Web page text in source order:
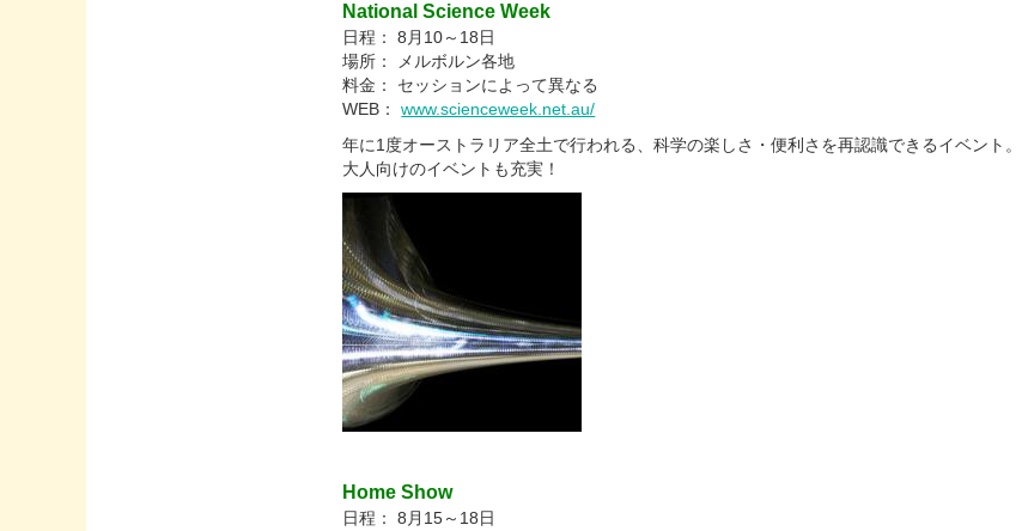
National Science Week
日程： 8月10～18日
場所： メルボルン各地
料金： セッションによって異なる
WEB：www.scienceweek.net.au/
年に1度オーストラリア全土で行われる、科学の楽しさ・便利さを再認識できるイベント。
大人向けのイベントも充実！
Home Show
日程： 8月15～18日